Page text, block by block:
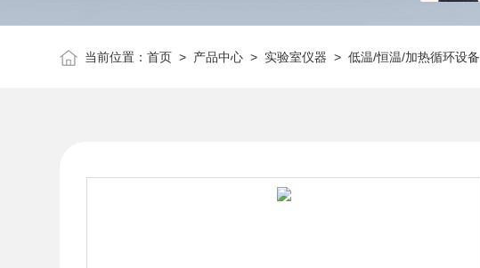
当前位置：首页 > 产品中心 > 实验室仪器 >低温/恒温/加热循环设备